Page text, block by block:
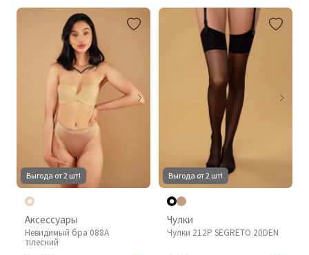
Выгода от 2 шт!
Аксессуары
Невидимый бра 088A
тілесний
Выгода от 2 шт!
Чулки
Чулки 212P SEGRETO 20DEN